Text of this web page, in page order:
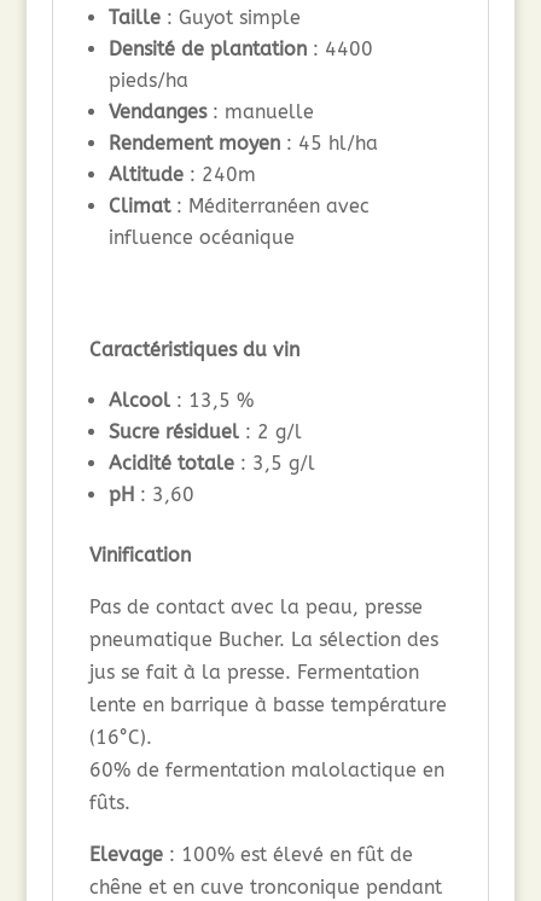
Taille: Guyot simple
Densité de plantation: 4400
pieds/ha
Vendanges: manuelle
Rendement moyen: 45 hl/ha
Altitude: 240m
Climat: Méditerranéen avec
influence océanique
Caractéristiques du vin
Alcool: 13,5 %
Sucre résiduel: 2 g/l
Acidité totale: 3,5 g/l
pH: 3,60
Vinification
Pas de contact avec la peau, presse
pneumatique Bucher. La sélection des
jus se fait à la presse. Fermentation
lente en barrique à basse température
(16°C).
60% de fermentation malolactique en
fûts.
Elevage: 100% est élevé en fût de
chêne et en cuve tronconique pendant